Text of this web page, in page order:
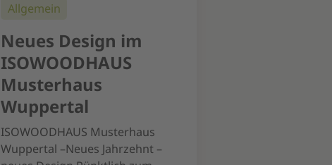
Allgemein
Neues Design im
ISOWOODHAUS
Musterhaus
Wuppertal
ISOWOODHAUS Musterhaus
Wuppertal –Neues Jahrzehnt –